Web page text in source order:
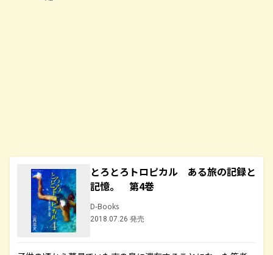
とろとろトロピカル ある旅の記録と
記憶。 第4巻
D-Books
2018.07.26 発売